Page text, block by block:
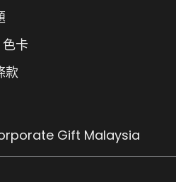
卡
款
Gift Malaysia